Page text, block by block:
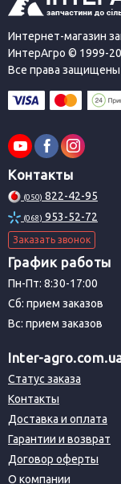
Интернет-магазин
ИнтерАгро © 1999-
Все права защищены
Контакты
(050) 822-42-95
(068) 953-52-72
Заказать звонок
График работы
Пн-Пт: 8:30-17:00
Сб: прием заказов
Вс: прием заказов
Inter-
Статус заказа
Контакты
Доставка и оплата
Гарантии и возврат
Договор оферты
О компании